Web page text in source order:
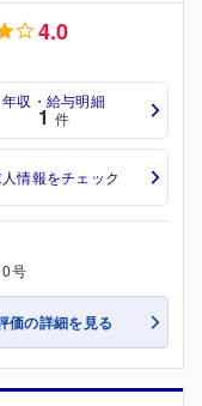
4.0
年収・給与明細
1 件
情報をチェック
号
価の詳細を見る